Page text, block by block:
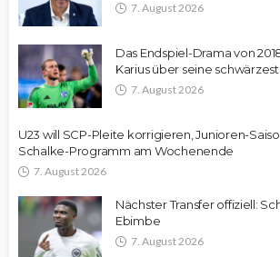
7. August 2026
Das Endspiel-Drama von
Karius über seine
7. August 2026
U23 will SCP-Pleite korrigieren, Junioren-
Schalke-Programm am Wochenende
7. August 2026
Nächster Transfer offiziell:
Ebimbe
7. August 2026